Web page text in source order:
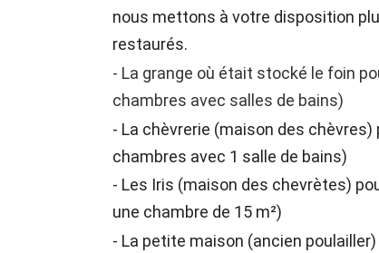
nous mettons à votre disposition
restaurés.
- La grange où était stocké le foin
chambres avec salles de bains)
- La chèvrerie (maison des chèvres)
chambres avec 1 salle de bains)
- Les Iris (maison des chevrètes)
une chambre de 15 m²)
- La petite maison (ancien